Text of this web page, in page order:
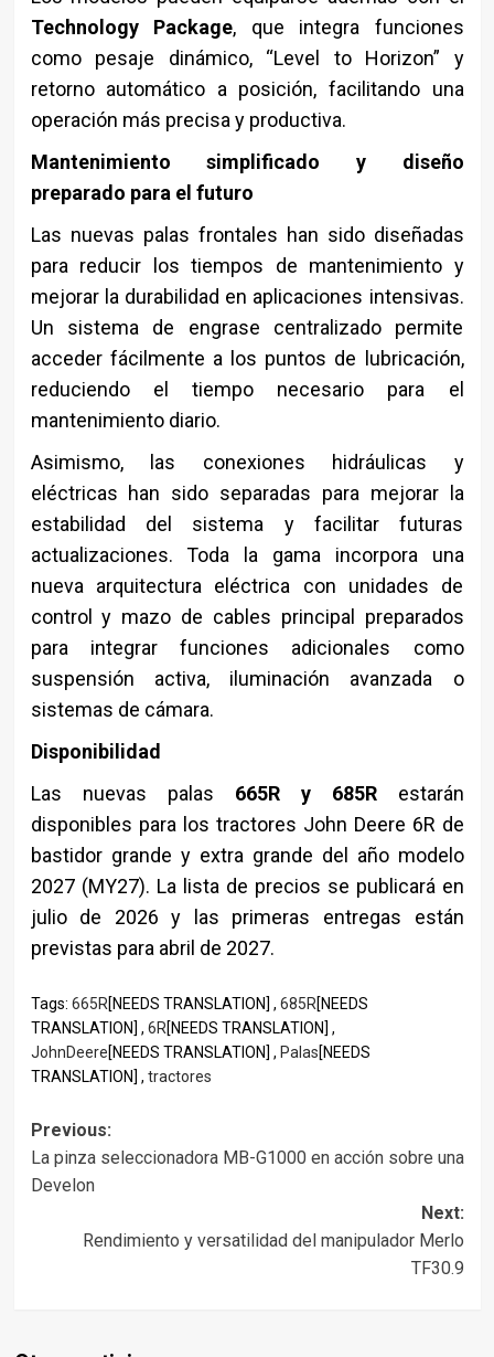
Technology Package, que integra funciones
como pesaje dinámico, “Level to Horizon” y
retorno automático a posición, facilitando una
operación más precisa y productiva.
Mantenimiento simplificado y diseño
preparado para el futuro
Las nuevas palas frontales han sido diseñadas
para reducir los tiempos de mantenimiento y
mejorar la durabilidad en aplicaciones intensivas.
Un sistema de engrase centralizado permite
acceder fácilmente a los puntos de lubricación,
reduciendo el tiempo necesario para el
mantenimiento diario.
Asimismo, las conexiones hidráulicas y
eléctricas han sido separadas para mejorar la
estabilidad del sistema y facilitar futuras
actualizaciones. Toda la gama incorpora una
nueva arquitectura eléctrica con unidades de
control y mazo de cables principal preparados
para integrar funciones adicionales como
suspensión activa, iluminación avanzada o
sistemas de cámara.
Disponibilidad
Las nuevas palas 665R y 685Restarán
disponibles para los tractores John Deere 6R de
bastidor grande y extra grande del año modelo
2027 (MY27). La lista de precios se publicará en
julio de 2026 y las primeras entregas están
previstas para abril de 2027.
Tags: 665R[NEEDS TRANSLATION] , 685R[NEEDS
TRANSLATION] , 6R[NEEDS TRANSLATION] ,
JohnDeere[NEEDS TRANSLATION] , Palas[NEEDS
TRANSLATION] , tractores
Post
navigation
Previous:
La pinza seleccionadora MB-G1000 en acción sobre una
Develon
Next:
Rendimiento y versatilidad del manipulador Merlo
TF30.9